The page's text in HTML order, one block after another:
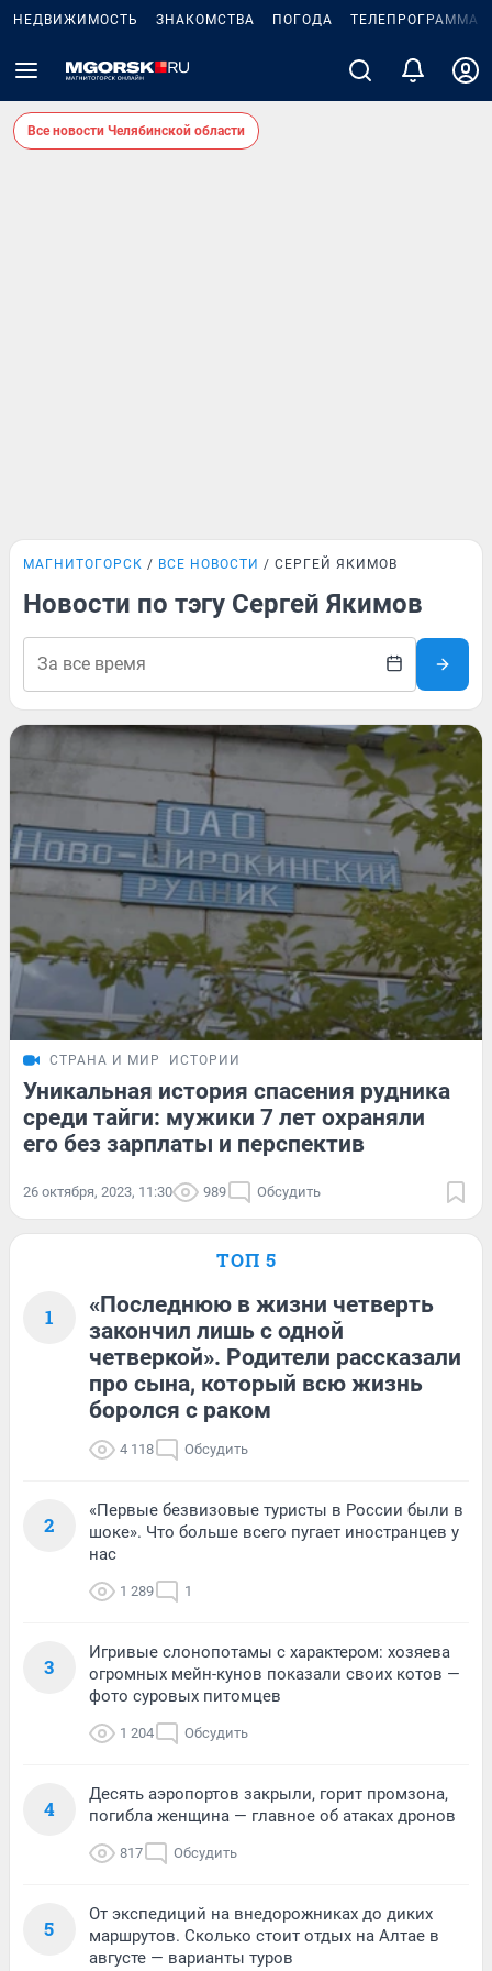
НЕДВИЖИМОСТЬ ЗНАКОМСТВА ПОГОДА ТЕЛЕПРОГРАММА
Все новости Челябинской области
МАГНИТОГОРСК ВСЕ НОВОСТИ СЕРГЕЙ ЯКИМОВ
Новости по тэгу Сергей Якимов
СТРАНА И МИР ИСТОРИИ
Уникальная история спасения рудника
среди тайги: мужики 7 лет охраняли
его без зарплаты и перспектив
26 октября, 2023, 11:30 989 Обсудить
ТОП 5
1
«Последнюю в жизни четверть
закончил лишь с одной
четверкой». Родители рассказали
про сына, который всю жизнь
боролся с раком
4 118 Обсудить
2
«Первые безвизовые туристы в России были в
шоке». Что больше всего пугает иностранцев у
нас
1 289 1
3
Игривые слонопотамы с характером: хозяева
огромных мейн-кунов показали своих котов —
фото суровых питомцев
1 204 Обсудить
4
Десять аэропортов закрыли, горит промзона,
погибла женщина — главное об атаках дронов
817 Обсудить
5
От экспедиций на внедорожниках до диких
маршрутов. Сколько стоит отдых на Алтае в
августе — варианты туров